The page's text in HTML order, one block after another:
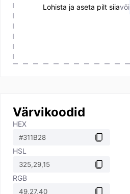
Lohista ja aseta pilt siiavõi
Värvikoodid
HEX
HSL
RGB